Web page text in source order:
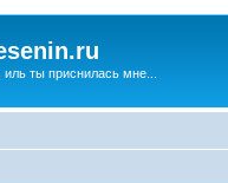
ты приснилась мне...